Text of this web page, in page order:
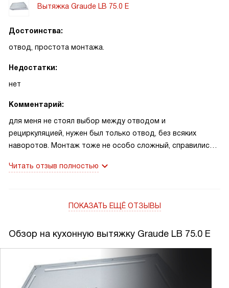
Вытяжка Graude LB 75.0 E
Достоинства:
отвод, простота монтажа.
Недостатки:
нет
Комментарий:
для меня не стоял выбор между отводом и
рециркуляцией, нужен был только отвод, без всяких
наворотов. Монтаж тоже не особо сложный, справились
Единственное, по-моему, она слишком широкая.
Читать отзыв полностью
ПОКАЗАТЬ ЕЩЁ ОТЗЫВЫ
Обзор на кухонную вытяжку Graude LB 75.0 E